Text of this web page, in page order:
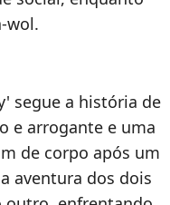
wol.
segue a história de
e arrogante e uma
de corpo após um
aventura dos dois